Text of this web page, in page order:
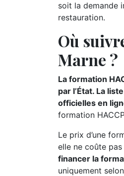
soit la demande
restauration.
Où
Marne ?
La formation
par l’État. La
officielles en
formation
Le prix d’une
elle ne coûte
financer la
uniquement